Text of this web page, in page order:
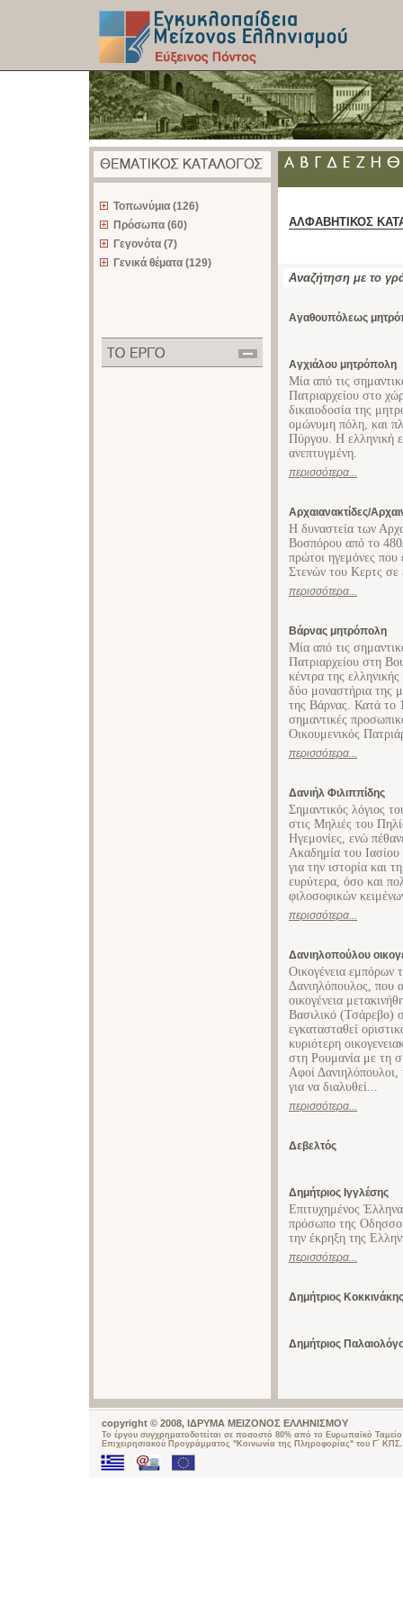
Τοπωνύμια (126)
Πρόσωπα (60)
Γεγονότα (7)
Γενικά θέματα (129)
ΑΛΦΑΒΗΤΙΚΟΣ
Αναζήτηση με το
Αγαθουπόλεως
Αγχιάλου μητρόπολη
Μία από τις
Πατριαρχείου στο
δικαιοδοσία της
ομώνυμη πόλη, και
Πύργου. Η ελληνική
ανεπτυγμένη.
περισσότερα...
Αρχαιανακτίδες/
Η δυναστεία των
Βοσπόρου από το
πρώτοι ηγεμόνες που
Στενών του Κερτς σε
περισσότερα...
Βάρνας μητρόπολη
Μία από τις
Πατριαρχείου στη
κέντρα της
δύο μοναστήρια της
της Βάρνας. Κατά το
σημαντικές
Οικουμενικός
περισσότερα...
Δανιήλ Φιλιππίδης
Σημαντικός λόγιος
στις Μηλιές του
Ηγεμονίες, ενώ
Ακαδημία του Ιασίου
για την ιστορία και
ευρύτερα, όσο και
φιλοσοφικών
περισσότερα...
Δανιηλοπούλου
Οικογένεια εμπόρων
Δανιηλόπουλος, που
οικογένεια
Βασιλικό (Τσάρεβο)
εγκατασταθεί
κυριότερη
στη Ρουμανία με τη
Αφοί
για να διαλυθεί...
περισσότερα...
Δεβελτός
Δημήτριος Ιγγλέσης
Επιτυχημένος
πρόσωπο της
την έκρηξη της
περισσότερα...
Δημήτριος Κοκκινάκης
Δημήτριος
copyright © 2008, ΙΔΡΥΜΑ ΜΕΙΖΟΝΟΣ ΕΛΛΗΝΙΣΜΟΥ
Το έργου συγχρηματοδοτείται σε ποσοστό 80% από το Ευρωπαϊκό
Επιχειρησιακού Προγράμματος "Κοινωνία της Πληροφορίας" του Γ΄ ΚΠΣ.